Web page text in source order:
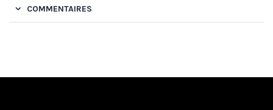
COMMENTAIRES